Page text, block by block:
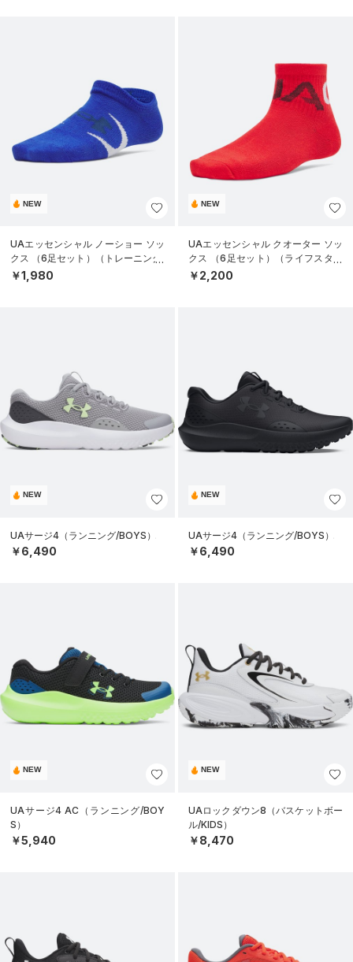
NEW
UAエッセンシャル ノーショー ソッ
クス （6足セット）（トレーニング/
KIDS）
￥1,980
NEW
UAエッセンシャル クオーター ソッ
クス （6足セット）（ライフスタイ
ル/KIDS）
￥2,200
NEW
UAサージ4（ランニング/BOYS）
￥6,490
NEW
UAサージ4（ランニング/BOYS）
￥6,490
NEW
UAサージ4 AC（ランニング/BOY
S）
￥5,940
NEW
UAロックダウン8（バスケットボー
ル/KIDS）
￥8,470